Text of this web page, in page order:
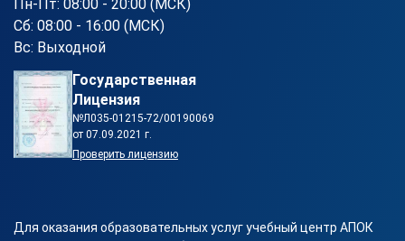
Пн-Пт: 08:00 - 20:00 (МСК)
Сб: 08:00 - 16:00 (МСК)
Вс: Выходной
Государственная
Лицензия
№Л035-01215-72/00190069
от 07.09.2021 г.
Проверить лицензию
Для оказания образовательных услуг учебный центр АПОК